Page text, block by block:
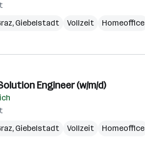
, Giebelstadt Vollzeit Homeoffice
Engineer (w/m/d)
, Giebelstadt Vollzeit Homeoffice